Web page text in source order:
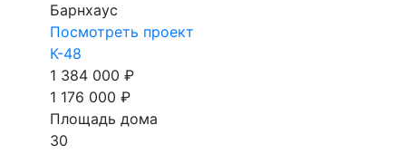
Барнхаус
Посмотреть проект
К-48
1 384 000 ₽
1 176 000 ₽
Площадь дома
30